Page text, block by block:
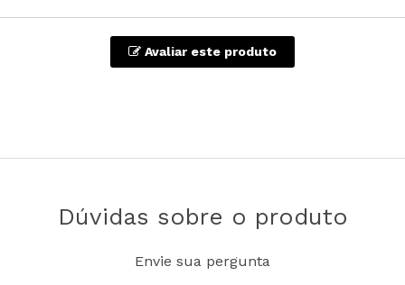
Avaliar este produto
Dúvidas sobre o produto
Envie sua pergunta